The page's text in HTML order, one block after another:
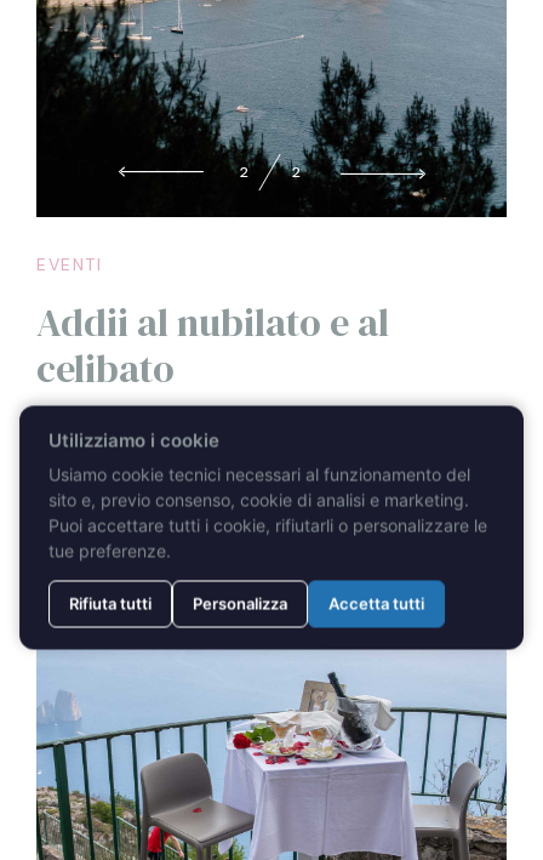
2 2
EVENTI
Addii al nubilato e al
celibato
Utilizziamo i cookie
Usiamo cookie tecnici necessari al funzionamento del
sito e, previo consenso, cookie di analisi e marketing.
Puoi accettare tutti i cookie, rifiutarli o personalizzare le
tue preferenze.
Rifiuta tutti Personalizza Accetta tutti